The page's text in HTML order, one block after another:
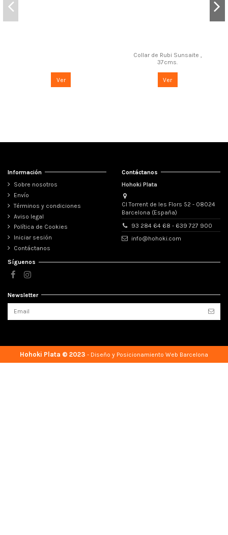
Ver
Collar de Rubi Sunsaite ,
37cms.
Ver
Información
Sobre nosotros
Envío
Términos y condiciones
Aviso legal
Política de Cookies
Iniciar sesión
Contáctanos
Contáctanos
Hohoki Plata
Cl Torrent de les Flors 52 - 08024
Barcelona (España)
93 284 64 68 - 639 727 900
info@hohoki.com
Síguenos
Newsletter
Hohoki Plata © 2023 - Diseño y Posicionamiento Web Barcelona